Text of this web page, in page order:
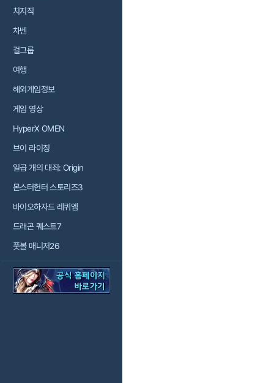
치지직
차벤
걸그룹
여행
해외게임정보
게임 영상
HyperX OMEN
브이 라이징
일곱 개의 대죄: Origin
몬스터헌터 스토리즈3
바이오하자드 레퀴엠
드래곤 퀘스트7
풋볼 매니저26